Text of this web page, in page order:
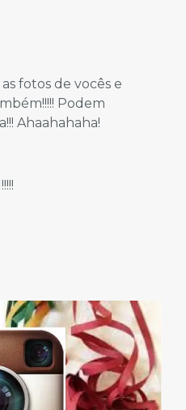
fotos de vocês e
Podem
Ahaahahaha!